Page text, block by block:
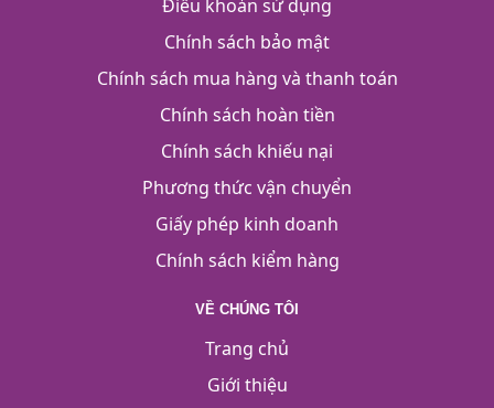
Điều khoản sử dụng
Chính sách bảo mật
Chính sách mua hàng và thanh toán
Chính sách hoàn tiền
Chính sách khiếu nại
Phương thức vận chuyển
Giấy phép kinh doanh
Chính sách kiểm hàng
VỀ CHÚNG TÔI
Trang chủ
Giới thiệu